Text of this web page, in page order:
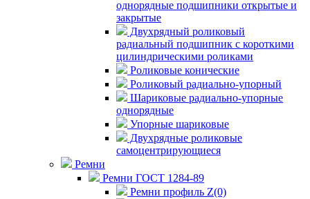
однорядные подшипники открытые и
закрытые
Двухрядный роликовый
радиальный подшипник с короткими
цилиндрическими роликами
Роликовые конические
Роликовый радиально-упорный
Шариковые радиально-упорные
однорядные
Упорные шариковые
Двухрядные роликовые
самоцентрирующиеся
Ремни
Ремни ГОСТ 1284-89
Ремни профиль Z(0)